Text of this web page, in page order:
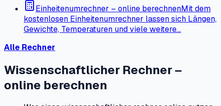
Einheitenumrechner – online berechnenMit dem
kostenlosen Einheitenumrechner lassen sich Längen,
Gewichte, Temperaturen und viele weitere…
Alle Rechner
Wissenschaftlicher Rechner –
online berechnen